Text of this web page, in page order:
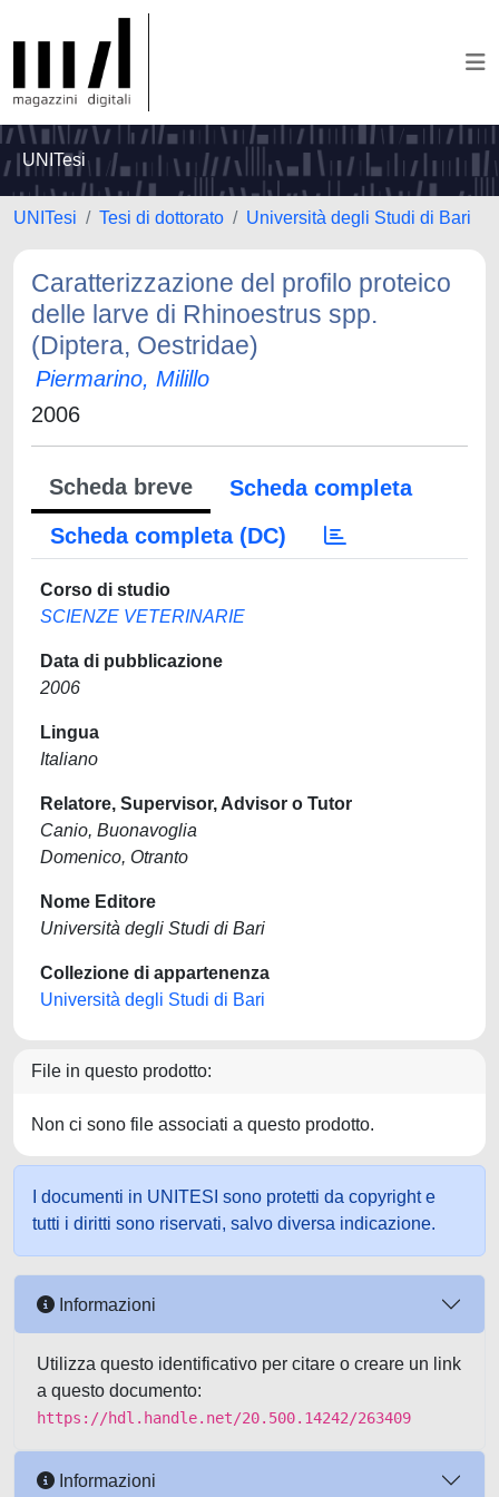
UNITesi
UNITesi Tesi di dottorato Università degli Studi di Bari
Caratterizzazione del profilo proteico
delle larve di Rhinoestrus spp.
(Diptera, Oestridae)
Piermarino, Milillo
2006
Scheda breve
Scheda completa
Scheda completa (DC)
Corso di studio
SCIENZE VETERINARIE
Data di pubblicazione
2006
Lingua
Italiano
Relatore, Supervisor, Advisor o Tutor
Canio, Buonavoglia
Domenico, Otranto
Nome Editore
Università degli Studi di Bari
Collezione di appartenenza
Università degli Studi di Bari
File in questo prodotto:
Non ci sono file associati a questo prodotto.
I documenti in UNITESI sono protetti da copyright e
tutti i diritti sono riservati, salvo diversa indicazione.
Informazioni
Utilizza questo identificativo per citare o creare un link
a questo documento:
https://hdl.handle.net/20.500.14242/263409
Informazioni